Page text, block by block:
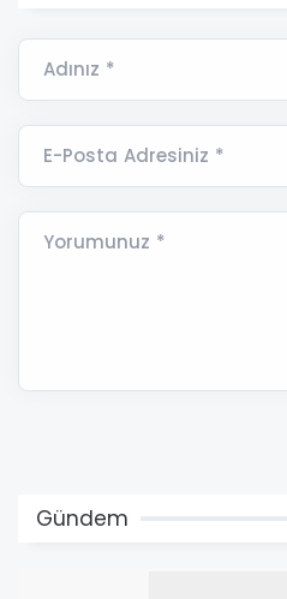
Adınız *
E-Posta Adresiniz *
Yorumunuz *
Gündem